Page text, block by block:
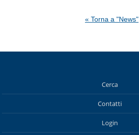
« Torna a "News"
Cerca
Contatti
Login